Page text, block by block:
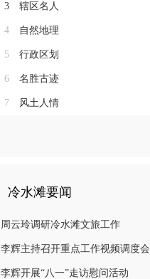
3 辖区名人
4 自然地理
5 行政区划
6 名胜古迹
7 风土人情
冷水滩要闻
周云玲调研冷水滩文旅工作
李辉主持召开重点工作视频调度会
李辉开展“八一”走访慰问活动